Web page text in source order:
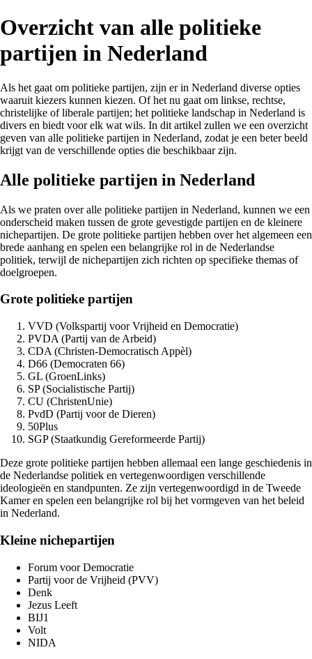
Overzicht van alle politieke
partijen in Nederland
Als het gaat om politieke partijen, zijn er in Nederland diverse opties
waaruit kiezers kunnen kiezen. Of het nu gaat om linkse, rechtse,
christelijke of liberale partijen; het politieke landschap in Nederland is
divers en biedt voor elk wat wils. In dit artikel zullen we een overzicht
geven van alle politieke partijen in Nederland, zodat je een beter beeld
krijgt van de verschillende opties die beschikbaar zijn.
Alle politieke partijen in Nederland
Als we praten over alle politieke partijen in Nederland, kunnen we een
onderscheid maken tussen de grote gevestigde partijen en de kleinere
nichepartijen. De grote politieke partijen hebben over het algemeen een
brede aanhang en spelen een belangrijke rol in de Nederlandse
politiek, terwijl de nichepartijen zich richten op specifieke themas of
doelgroepen.
Grote politieke partijen
VVD (Volkspartij voor Vrijheid en Democratie)
PVDA (Partij van de Arbeid)
CDA (Christen-Democratisch Appèl)
D66 (Democraten 66)
GL (GroenLinks)
SP (Socialistische Partij)
CU (ChristenUnie)
PvdD (Partij voor de Dieren)
50Plus
SGP (Staatkundig Gereformeerde Partij)
Deze grote politieke partijen hebben allemaal een lange geschiedenis in
de Nederlandse politiek en vertegenwoordigen verschillende
ideologieën en standpunten. Ze zijn vertegenwoordigd in de Tweede
Kamer en spelen een belangrijke rol bij het vormgeven van het beleid
in Nederland.
Kleine nichepartijen
Forum voor Democratie
Partij voor de Vrijheid (PVV)
Denk
Jezus Leeft
BIJ1
Volt
NIDA